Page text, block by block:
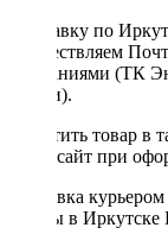
Отправку по
осуществляем
компаниями (ТК
линии).
Оплатить товар в
через сайт при
Доставка
Почты в Иркутске